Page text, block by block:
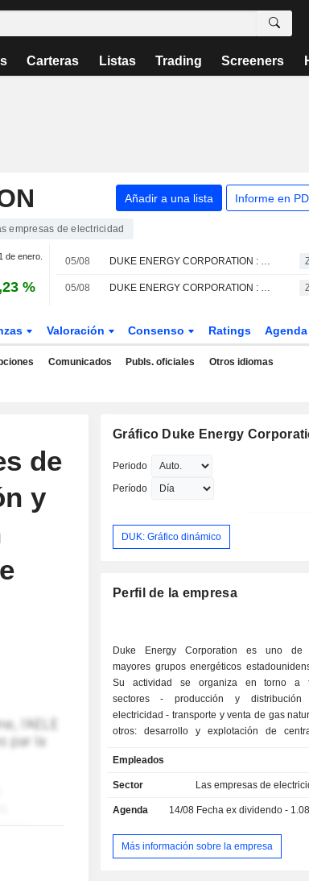
Carteras Listas Trading Screeners
Añadir a una lista Informe en
empresas de electricidad
de enero.
%
05/08 DUKE ENERGY CORPORATION : Goldman Sachs permanece neutral
05/08 DUKE ENERGY CORPORATION : Recibe una recomendación de compra del DA Davidson
Valoración Consenso Ratings Agenda
Comunicados Publs. oficiales Otros idiomas
de
y
Gráfico Duke Energy
Periodo
Período
DUK: Gráfico dinámico
Perfil de la empresa
Duke Energy Corporation es uno de
mayores grupos energéticos
Su actividad se organiza en torno a
sectores - producción y distribución de
electricidad - transporte y venta de gas natural -
otros: desarrollo y explotación de
comerciales y residenciales, etc.
Empleados
Sector Las empresas de
Agenda 14/08 Fecha ex dividendo - 1.085 USD
Más información sobre la empresa